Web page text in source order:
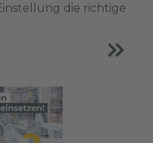
die richtige